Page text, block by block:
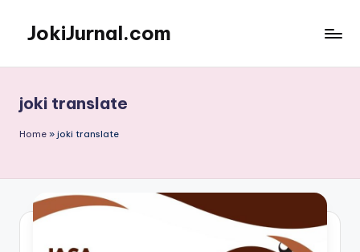
content
JokiJurnal.com
dan
Publikasi
Jurnal
joki translate
Home » joki translate